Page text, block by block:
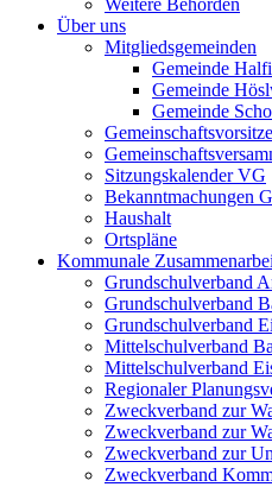
Weitere Behörden
Über uns
Mitgliedsgemeinden
Gemeinde
Gemeinde
Gemeinde
Sitzungskalender VG
Bekanntmachungen
Haushalt
Ortspläne
Kommunale
Grundschulverband
Grundschulverband
Grundschulverband
Mittelschulverband
Mittelschulverband
Regionaler
Zweckverband zur
Zweckverband zur
Zweckverband zur
Zweckverband